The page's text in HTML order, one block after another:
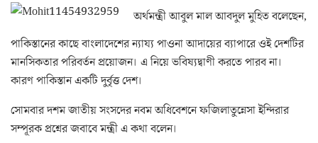
অর্থমন্ত্রী আবুল মাল আবদুল মুহিত বলেছেন,
পাকিস্তানের কাছে বাংলাদেশের ন্যায্য পাওনা আদায়ের ব্যাপারে ওই দেশটির
মানসিকতার পরিবর্তন প্রয়োজন। এ নিয়ে ভবিষ্যদ্বাণী করতে পারব না।
কারণ পাকিস্তান একটি দুর্বৃত্ত দেশ।
সোমবার দশম জাতীয় সংসদের নবম অধিবেশনে ফজিলাতুন্নেসা ইন্দিরার
সম্পূরক প্রশ্নের জবাবে মন্ত্রী এ কথা বলেন।